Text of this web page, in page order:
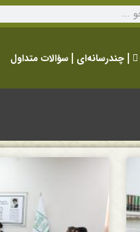
چندرسانه‌ای سؤالات متداول